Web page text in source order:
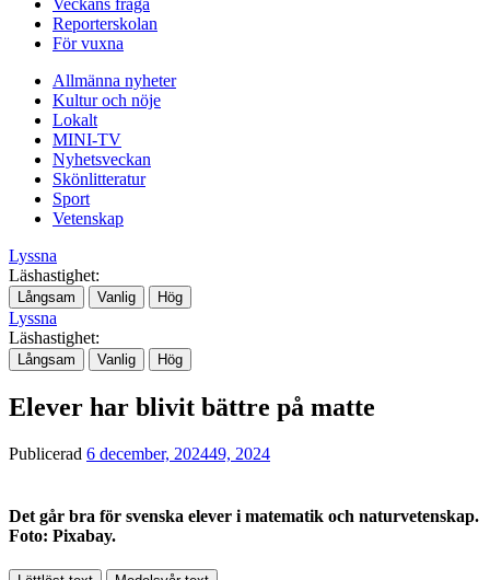
Reporterskolan
För vuxna
Allmänna nyheter
Kultur och nöje
Lokalt
MINI-TV
Nyhetsveckan
Skönlitteratur
Sport
Vetenskap
Lyssna
Läshastighet:
Långsam Vanlig Hög
Lyssna
Läshastighet:
Långsam Vanlig Hög
Elever har blivit bättre på matte
Publicerad 6 december, 202449, 2024
Det går bra för svenska elever i matematik och naturvetenskap.
Foto: Pixabay.